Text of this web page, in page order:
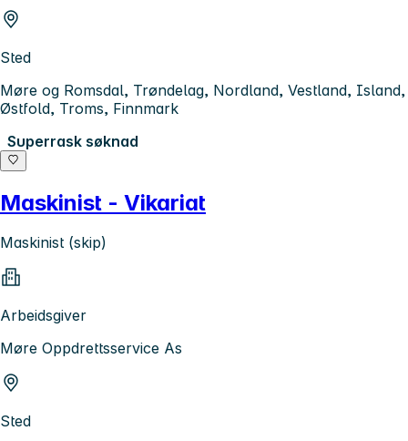
Sted
Møre og Romsdal, Trøndelag, Nordland, Vestland, Island,
Østfold, Troms, Finnmark
Superrask søknad
Maskinist - Vikariat
Maskinist (skip)
Arbeidsgiver
Møre Oppdrettsservice As
Sted